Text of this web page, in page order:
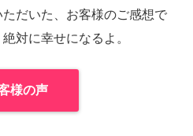
だいた、お客様のご感想で
対に幸せになるよ。
様の声